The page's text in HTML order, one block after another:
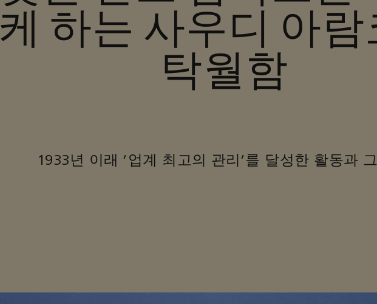
케 하는 사우디 아람
탁월함
1933년 이래 ‘업계 최고의 관리’를 달성한 활동과